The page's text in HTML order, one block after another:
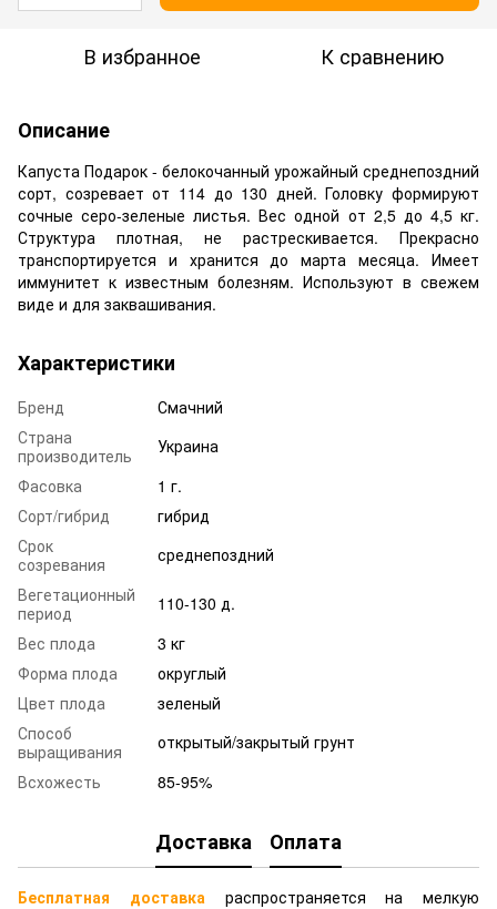
В избранное К сравнению
Описание
Капуста Подарок - белокочанный урожайный среднепоздний
сорт, созревает от 114 до 130 дней. Головку формируют
сочные серо-зеленые листья. Вес одной от 2,5 до 4,5 кг.
Структура плотная, не растрескивается. Прекрасно
транспортируется и хранится до марта месяца. Имеет
иммунитет к известным болезням. Используют в свежем
виде и для заквашивания.
Характеристики
Бренд
Смачний
Страна
производитель
Украина
Фасовка
1 г.
Сорт/гибрид
гибрид
Срок
созревания
среднепоздний
Вегетационный
период
110-130 д.
Вес плода
3 кг
Форма плода
округлый
Цвет плода
зеленый
Способ
выращивания
открытый/закрытый грунт
Всхожесть
85-95%
Доставка Оплата
Бесплатная доставка распространяется на мелкую